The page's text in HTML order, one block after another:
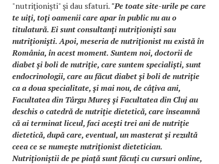
"nutriţionişti" şi dau sfaturi. "Pe toate site-urile pe care
te uiţi, toţi oamenii care apar în public nu au o
titulatură. Ei sunt consultanţi nutriţionişti sau
nutriţionişti. Apoi, meseria de nutriţionist nu există în
România, în acest moment. Suntem noi, doctorii de
diabet şi boli de nutriţie, care suntem specialişti, sunt
endocrinologii, care au făcut diabet şi boli de nutriţie
ca a doua specialitate, şi mai nou, de câţiva ani,
Facultatea din Târgu Mureş şi Facultatea din Cluj au
deschis o catedră de nutriţie dietetică, care înseamnă
că ai terminat liceul, faci aceşti trei ani de nutriţie
dietetică, după care, eventual, un masterat şi rezultă
ceea ce se numeşte nutriţionist dietetician.
Nutriţioniştii de pe piaţă sunt făcuţi cu cursuri online,